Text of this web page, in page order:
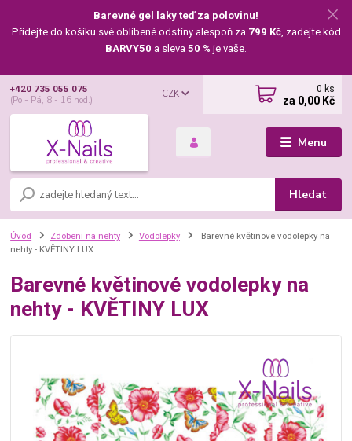
Barevné gel laky teď za polovinu!
Přidejte do košíku své oblíbené odstíny alespoň za 799 Kč, zadejte kód
BARVY50 a sleva 50 % je vaše.
Menu
CZK
Hledat
+420 735 055 075
(Po - Pá, 8 - 16 hod.)
0 ks
za 0,00 Kč
Úvod Zdobení na nehty Vodolepky
Barevné květinové vodolepky na
nehty - KVĚTINY LUX
Barevné květinové vodolepky na
nehty - KVĚTINY LUX